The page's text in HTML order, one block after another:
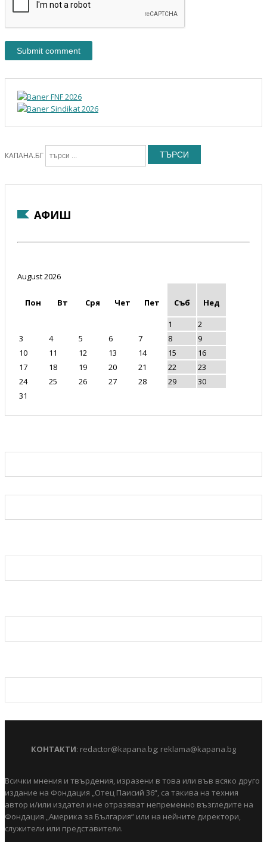
КАПАНА.БГ ТЪРСИ
АФИШ
August 2026
Пон Вт Сря Чет Пет Съб
Нед
1
2
3
4 5 6 7 8
9
10
11 12 13 14 15
16
17
18 19 20 21 22
23
24
25 26 27 28 29
30
31
КОНТАКТИ: redactor@kapana.bg; reklama@kapana.bg
Всички мнения и твърдения, изразени в това или във всяко друго
издание на Фондация „Отец Паисий 36“, са такива на техния
автор и/или издател и не отразяват непременно възгледите на
Фондация „Америка за България“ или на нейните директори,
служители или представители.